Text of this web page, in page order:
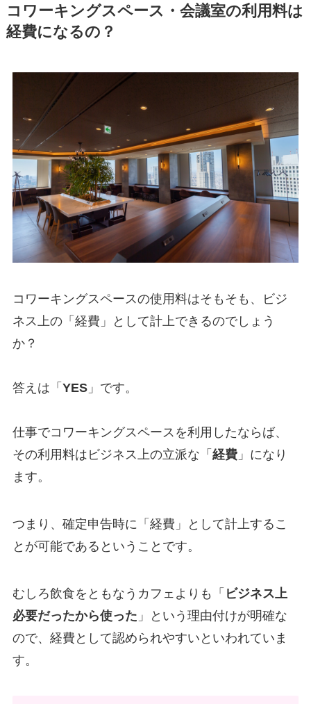
コワーキングスペース・会議室の利用料は
経費になるの？
コワーキングスペースの使用料はそもそも、ビジ
ネス上の「経費」として計上できるのでしょう
か？
答えは「 YES」です。
仕事でコワーキングスペースを利用したならば、
その利用料はビジネス上の立派な「 経費」になり
ます。
つまり、確定申告時に「経費」として計上するこ
とが可能であるということです。
むしろ飲食をともなうカフェよりも「 ビジネス上
必要だったから使った 」という理由付けが明確な
ので、経費として認められやすいといわれていま
す。